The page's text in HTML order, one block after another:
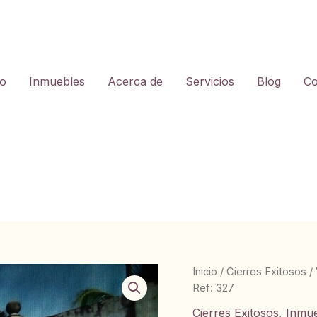
Inmuebles Acerca de Servicios Blog
Inicio / Cierres Exitosos /
Ref: 327
Cierres Exitosos,